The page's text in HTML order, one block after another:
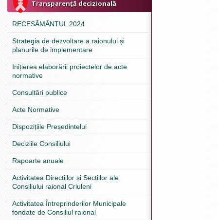
Transparenţă decizională
RECESĂMÂNTUL 2024
Strategia de dezvoltare a raionului și
planurile de implementare
Inițierea elaborării proiectelor de acte
normative
Consultări publice
Acte Normative
Dispozițiile Președintelui
Deciziile Consiliului
Rapoarte anuale
Activitatea Direcțiilor și Secțiilor ale
Consiliului raional Criuleni
Activitatea Întreprinderilor Municipale
fondate de Consiliul raional